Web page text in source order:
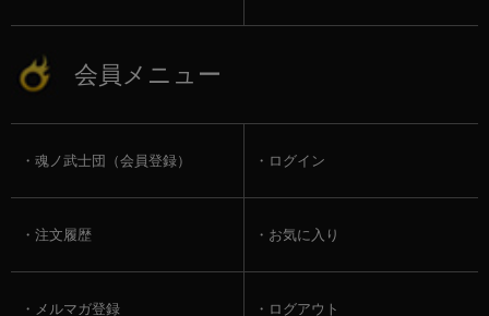
会員メニュー
魂ノ武士団（会員登録） ログイン
注文履歴 お気に入り
メルマガ登録 ログアウト